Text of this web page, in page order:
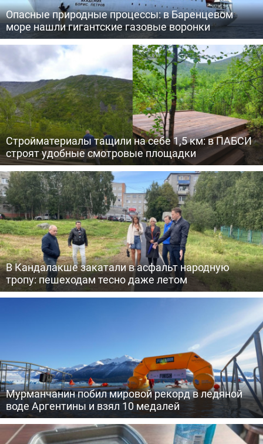
Опасные природные процессы: в Баренцевом
море нашли гигантские газовые воронки
Стройматериалы тащили на себе 1,5 км: в ПАБСИ
строят удобные смотровые площадки
В Кандалакше закатали в асфальт народную
тропу: пешеходам тесно даже летом
Мурманчанин побил мировой рекорд в ледяной
воде Аргентины и взял 10 медалей